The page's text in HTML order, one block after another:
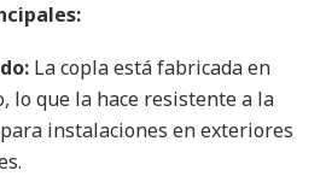
La copla está fabricada en
lo que la hace resistente a la
instalaciones en exteriores